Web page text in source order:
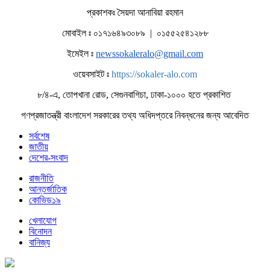
প্রকাশকঃ সৈয়দা আনাবিয়া রহমান
মোবাইল ঃ ০১৭১৬৪৯৩০৮৯ | ০১৫৫২৫৪১২৮৮
ইমেইল ঃ newssokaleralo@gmail.com
ওয়েবসাইট ঃ https://sokaler-alo.com
৮/৪-এ, তোপখানা রোড, সেগুনবাগিচা, ঢাকা-১০০০ হতে প্রকাশিত
গণপ্রজাতন্ত্রী বাংলাদেশ সরকারের তথ্য অধিদপ্তরে নিবন্ধনের জন্য আবেদিত
সর্বশেষ
জাতীয়
দেশের-সংবাদ
রাজনীতি
আন্তর্জাতিক
কোভিড১৯
খেলাযোগ
বিনোদন
বানিজ্য